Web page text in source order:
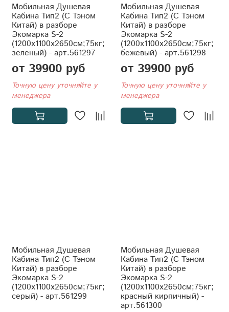
Мобильная Душевая
Кабина Тип2 (С Тэном
Китай) в разборе
Экомарка S-2
(1200x1100x2650см;75кг;
зеленый) - арт.561297
от 39900 руб
Точную цену уточняйте у
менеджера
Мобильная Душевая
Кабина Тип2 (С Тэном
Китай) в разборе
Экомарка S-2
(1200x1100x2650см;75кг;
бежевый) - арт.561298
от 39900 руб
Точную цену уточняйте у
менеджера
Мобильная Душевая
Кабина Тип2 (С Тэном
Китай) в разборе
Экомарка S-2
(1200x1100x2650см;75кг;
серый) - арт.561299
Мобильная Душевая
Кабина Тип2 (С Тэном
Китай) в разборе
Экомарка S-2
(1200x1100x2650см;75кг;
красный кирпичный) -
арт.561300